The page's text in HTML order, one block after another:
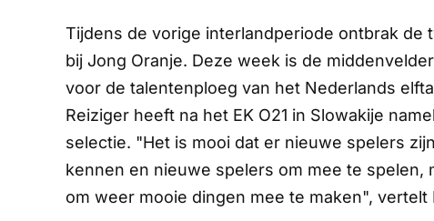
Tijdens de vorige interlandperiode ontbrak de
bij Jong Oranje. Deze week is de
voor de talentenploeg van het Nederlands
Reiziger heeft na het EK O21 in Slowakije
selectie. "Het is mooi dat er nieuwe spelers
kennen en nieuwe spelers om mee te spelen,
om weer mooie dingen mee te maken",